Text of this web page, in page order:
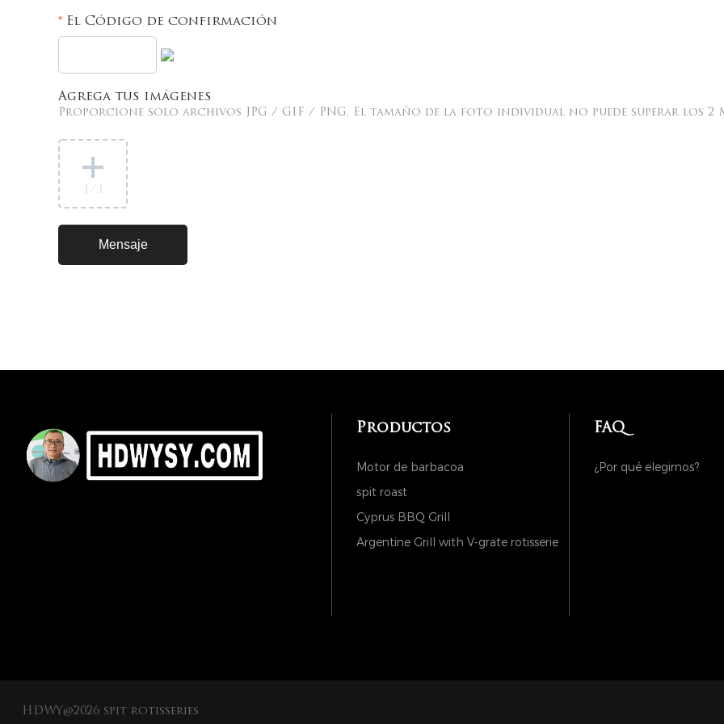
* El Código de confirmación
Agrega tus imágenes
Proporcione solo archivos JPG / GIF / PNG. El tamaño de la foto individual no puede superar los 2
1 /3
Productos
Motor de barbacoa
spit roast
Cyprus BBQ Grill
Argentine Grill with V-grate rotisserie
FAQ
¿Por qué elegirnos?
HDWY@2026 spit rotisseries